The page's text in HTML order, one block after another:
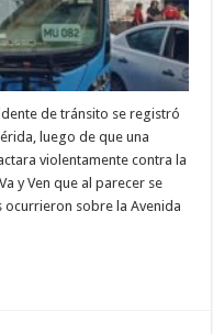
de tránsito se registró
luego de que una
violentamente contra la
y Ven que al parecer se
ocurrieron sobre la Avenida